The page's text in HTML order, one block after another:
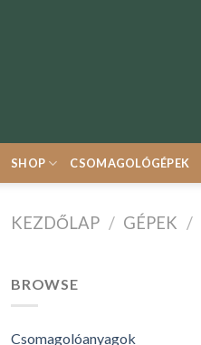
SHOP CSOMAGOLÓGÉPEK
KEZDŐLAP / GÉPEK /
BROWSE
Csomagolóanyagok